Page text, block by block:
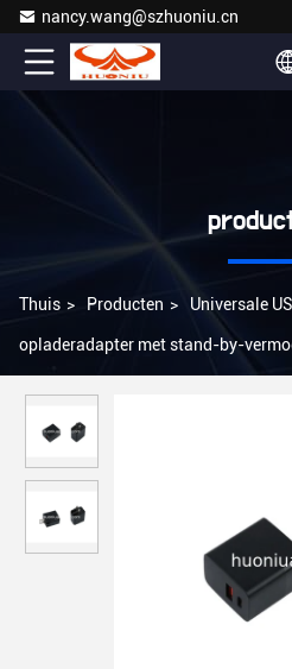
nancy.wang@szhuoniu.cn
Thuis > Producten > Universale
opladeradapter met stand-by-